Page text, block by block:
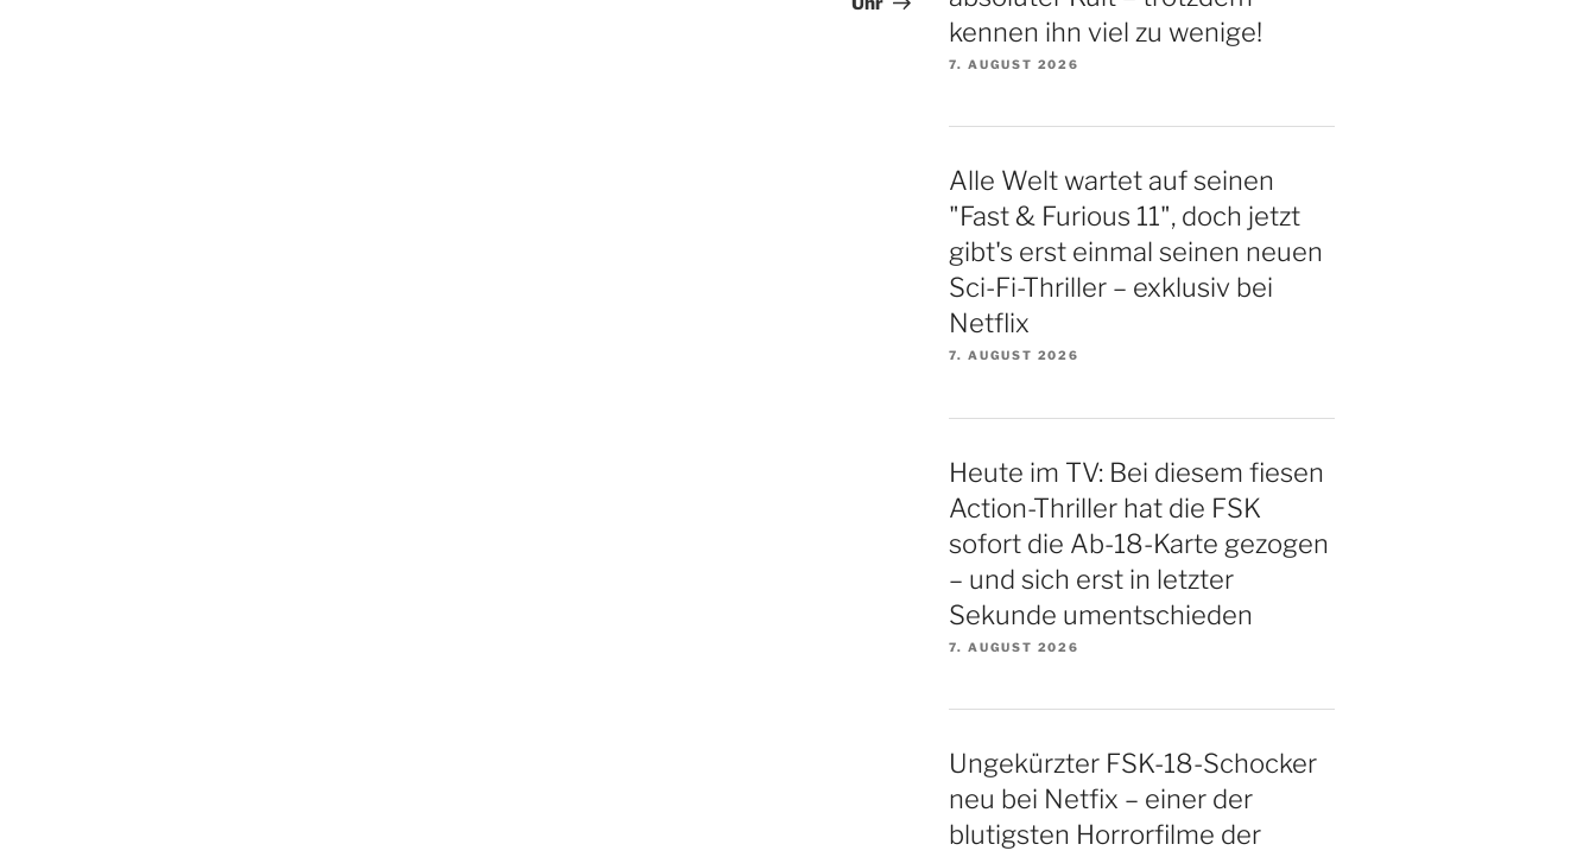
kennen ihn viel zu wenige!
7. AUGUST 2026
Alle Welt wartet auf seinen
"Fast & Furious 11", doch jetzt
gibt's erst einmal seinen neuen
Sci-Fi-Thriller – exklusiv bei
Netflix
7. AUGUST 2026
Heute im TV: Bei diesem fiesen
Action-Thriller hat die FSK
sofort die Ab-18-Karte gezogen
– und sich erst in letzter
Sekunde umentschieden
7. AUGUST 2026
Ungekürzter FSK-18-Schocker
neu bei Netfix – einer der
blutigsten Horrorfilme der